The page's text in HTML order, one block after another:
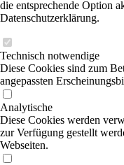
die entsprechende Option
Datenschutzerklärung.
Technisch notwendige
Diese Cookies sind zum
angepassten
Analytische
Diese Cookies werden
zur Verfügung gestellt
Webseiten.